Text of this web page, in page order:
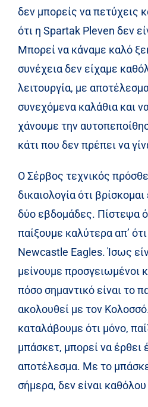
δεν μπορείς να πετύχεις
ότι η Spartak Pleven δεν
Μπορεί να κάναμε καλό
συνέχεια δεν είχαμε
λειτουργία, με
συνεχόμενα καλάθια και
χάνουμε την
κάτι που δεν πρέπει να
Ο Σέρβος τεχνικός
δικαιολογία ότι
δύο εβδομάδες. Πίστεψα
παίξουμε καλύτερα απ’
Newcastle Eagles. Ίσως
μείνουμε προσγειωμένοι
πόσο σημαντικό είναι το
ακολουθεί με τον
καταλάβουμε ότι μόνο,
μπάσκετ, μπορεί να έρθει
αποτέλεσμα. Με το
σήμερα, δεν είναι καθόλου